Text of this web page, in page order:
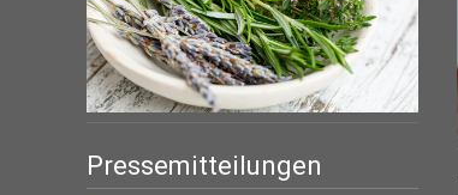
Pressemitteilungen